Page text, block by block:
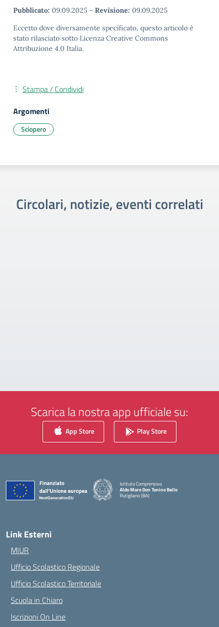
Pubblicato: 09.09.2025 - Revisione: 09.09.2025
Eccetto dove diversamente specificato, questo articolo è
stato rilasciato sotto Licenza Creative Commons
Attribuzione 4.0 Italia.
Stampa / Condividi
Argomenti
Sciopero
Circolari, notizie, eventi correlati
Scarica la nostra app ufficiale su:
App Store Play Store
Istituto Comprensivo
Aldo Moro Don Tonino Bello
Rutigliano (BA)
— Visita la pagina iniziale della scuola
Link Esterni
MIUR
Ufficio Scolastico Regionale
Ufficio Scolastico Territoriale
Scuola in Chiaro
Iscrizioni On Line